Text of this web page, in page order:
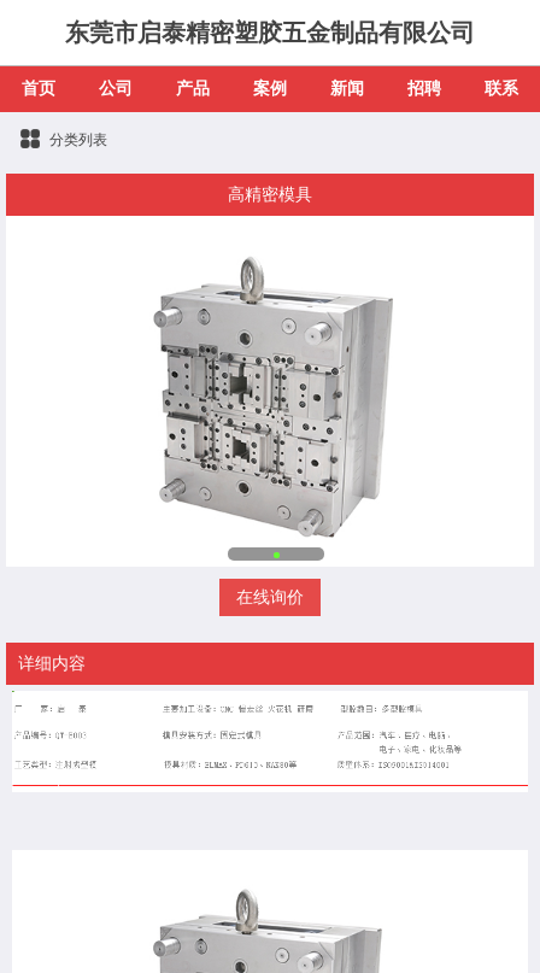
东莞市启泰精密塑胶五金制品有限公司
首页 公司 产品 案例 新闻 招聘 联系
分类列表
高精密模具
在线询价
详细内容